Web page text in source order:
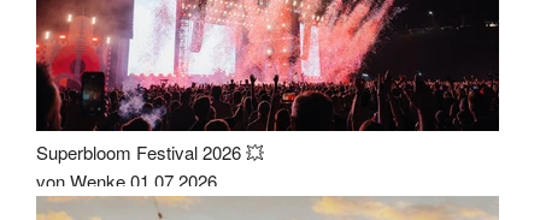
Superbloom Festival 2026 💥
von Wenke01.07.2026